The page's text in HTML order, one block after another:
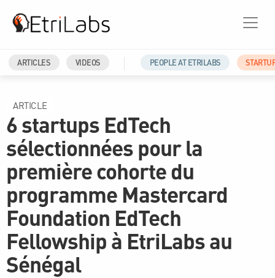
ARTICLES VIDEOS PEOPLE AT ETRILABS
ARTICLE
6 startups EdTech
sélectionnées pour la
première cohorte du
programme Mastercard
Foundation EdTech
Fellowship à EtriLabs au
Sénégal